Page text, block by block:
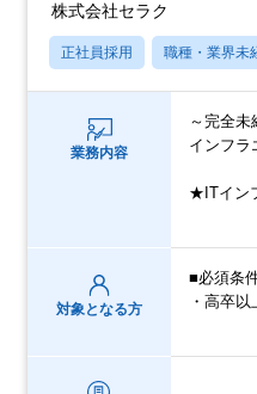
株式会社セラク
正社員採用 職種・業界未
業務内容
～完全
インフラ
★ITイン
対象となる方
■必須条
・高卒以